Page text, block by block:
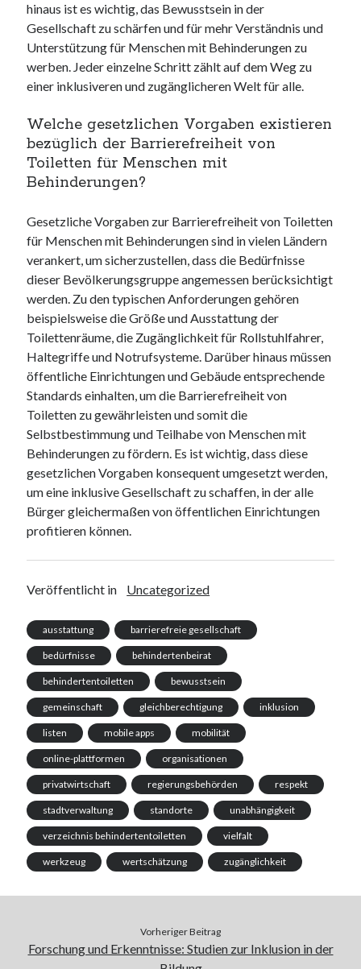
hinaus ist es wichtig, das Bewusstsein in der
Gesellschaft zu schärfen und für mehr Verständnis und
Unterstützung für Menschen mit Behinderungen zu
werben. Jeder einzelne Schritt zählt auf dem Weg zu
einer inklusiveren und zugänglicheren Welt für alle.
Welche gesetzlichen Vorgaben existieren
bezüglich der Barrierefreiheit von
Toiletten für Menschen mit
Behinderungen?
Gesetzliche Vorgaben zur Barrierefreiheit von Toiletten
für Menschen mit Behinderungen sind in vielen Ländern
verankert, um sicherzustellen, dass die Bedürfnisse
dieser Bevölkerungsgruppe angemessen berücksichtigt
werden. Zu den typischen Anforderungen gehören
beispielsweise die Größe und Ausstattung der
Toilettenräume, die Zugänglichkeit für Rollstuhlfahrer,
Haltegriffe und Notrufsysteme. Darüber hinaus müssen
öffentliche Einrichtungen und Gebäude entsprechende
Standards einhalten, um die Barrierefreiheit von
Toiletten zu gewährleisten und somit die
Selbstbestimmung und Teilhabe von Menschen mit
Behinderungen zu fördern. Es ist wichtig, dass diese
gesetzlichen Vorgaben konsequent umgesetzt werden,
um eine inklusive Gesellschaft zu schaffen, in der alle
Bürger gleichermaßen von öffentlichen Einrichtungen
profitieren können.
Veröffentlicht in Uncategorized
ausstattung barrierefreie gesellschaft
bedürfnisse behindertenbeirat
behindertentoiletten bewusstsein
gemeinschaft gleichberechtigung inklusion
listen mobile apps mobilität
online-plattformen organisationen
privatwirtschaft regierungsbehörden respekt
stadtverwaltung standorte unabhängigkeit
verzeichnis behindertentoiletten vielfalt
werkzeug wertschätzung zugänglichkeit
Vorheriger Beitrag
Forschung und Erkenntnisse: Studien zur Inklusion in der